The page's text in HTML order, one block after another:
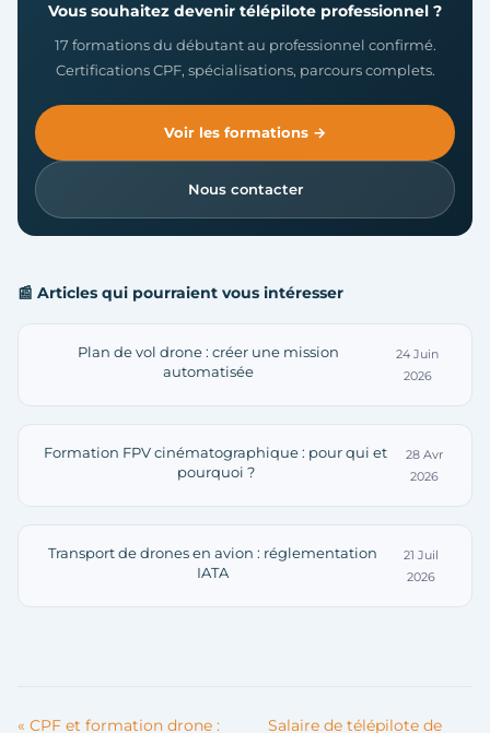
Vous souhaitez devenir télépilote professionnel ?
17 formations du débutant au professionnel confirmé.
Certifications CPF, spécialisations, parcours complets.
Voir les formations →
Nous contacter
📰 Articles qui pourraient vous intéresser
Plan de vol drone : créer une mission
automatisée
24 Juin
2026
Formation FPV cinématographique : pour qui et
pourquoi ?
28 Avr
2026
Transport de drones en avion : réglementation
IATA
21 Juil
2026
« CPF et formation drone : Salaire de télépilote de